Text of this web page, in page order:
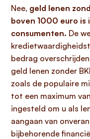
Nee, geld lenen
boven 1000 euro is
consumenten. De
bedrag
geld lenen zonder
zoals de populaire
tot een maximum
ingesteld om u als
aangaan van
bijbehorende